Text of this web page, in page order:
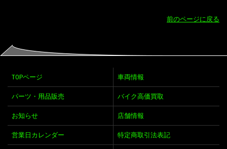
前のページに戻る
TOPページ 車両情報
パーツ・用品販売 バイク高価買取
お知らせ 店舗情報
営業日カレンダー 特定商取引法表記